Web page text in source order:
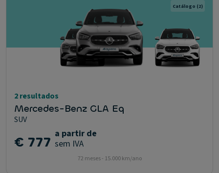
Catálogo (2)
2 resultados
Mercedes-Benz GLA Eq
SUV
€ 777 a partir de
sem IVA
72 meses - 15.000 km/ano